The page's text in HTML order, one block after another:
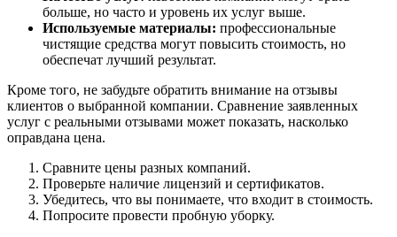
больше, но часто и уровень их услуг выше.
Используемые материалы: профессиональные
чистящие средства могут повысить стоимость, но
обеспечат лучший результат.
Кроме того, не забудьте обратить внимание на отзывы
клиентов о выбранной компании. Сравнение заявленных
услуг с реальными отзывами может показать, насколько
оправдана цена.
Сравните цены разных компаний.
Проверьте наличие лицензий и сертификатов.
Убедитесь, что вы понимаете, что входит в стоимость.
Попросите провести пробную уборку.